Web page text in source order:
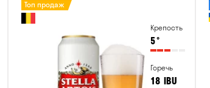
Крепость
5°
Горечь
18 IBU
Топ продаж